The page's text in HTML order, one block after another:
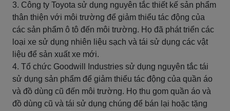
3. Công ty Toyota sử dụng nguyên tắc thiết kế sản phẩm
thân thiện với môi trường để giảm thiểu tác động của
các sản phẩm ô tô đến môi trường. Họ đã phát triển các
loại xe sử dụng nhiên liệu sạch và tái sử dụng các vật
liệu để sản xuất xe mới.
4. Tổ chức Goodwill Industries sử dụng nguyên tắc tái
sử dụng sản phẩm để giảm thiểu tác động của quần áo
và đồ dùng cũ đến môi trường. Họ thu gom quần áo và
đồ dùng cũ và tái sử dụng chúng để bán lại hoặc tặng